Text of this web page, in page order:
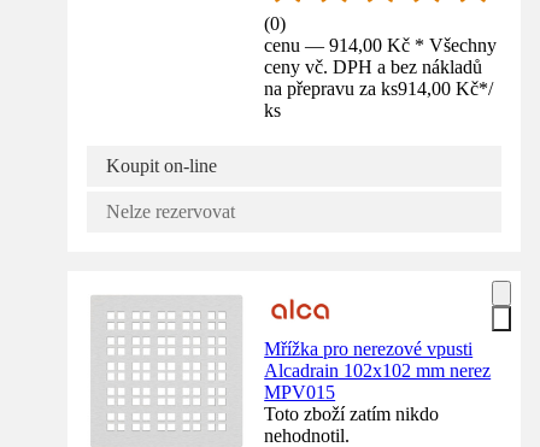
(0)
cenu — 914,00 Kč * Všechny
ceny vč. DPH a bez nákladů
na přepravu za ks914,00 Kč*/
ks
Koupit on-line
Nelze rezervovat
Mřížka pro nerezové vpusti
Alcadrain 102x102 mm nerez
MPV015
Toto zboží zatím nikdo
nehodnotil.